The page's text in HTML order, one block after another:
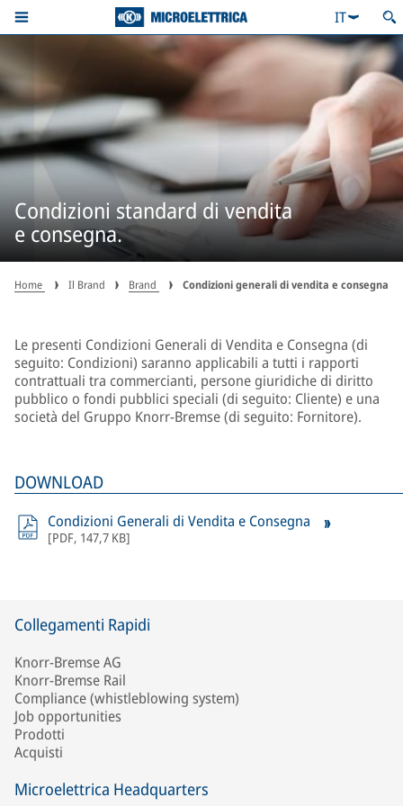
IT
Condizioni standard di vendita
e consegna.
Home Il Brand Brand Condizioni generali di vendita e consegna
Le presenti Condizioni Generali di Vendita e Consegna (di
seguito: Condizioni) saranno applicabili a tutti i rapporti
contrattuali tra commercianti, persone giuridiche di diritto
pubblico o fondi pubblici speciali (di seguito: Cliente) e una
società del Gruppo Knorr-Bremse (di seguito: Fornitore).
DOWNLOAD
Condizioni Generali di Vendita e Consegna
[PDF, 147,7 KB]
Collegamenti Rapidi
Knorr-Bremse AG
Knorr-Bremse Rail
Compliance (whistleblowing system)
Job opportunities
Prodotti
Acquisti
Microelettrica Headquarters